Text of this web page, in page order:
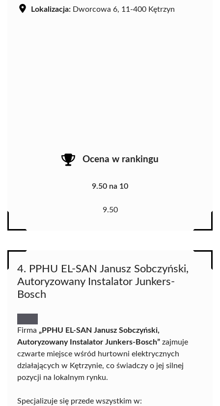
Lokalizacja: Dworcowa 6, 11-400 Kętrzyn
Ocena w rankingu
9.50 na 10
9.50
4. PPHU EL-SAN Janusz Sobczyński,
Autoryzowany Instalator Junkers-
Bosch
Firma „PPHU EL-SAN Janusz Sobczyński,
Autoryzowany Instalator Junkers-Bosch” zajmuje
czwarte miejsce wśród hurtowni elektrycznych
działających w Kętrzynie, co świadczy o jej silnej
pozycji na lokalnym rynku.
Specjalizuje się przede wszystkim w: